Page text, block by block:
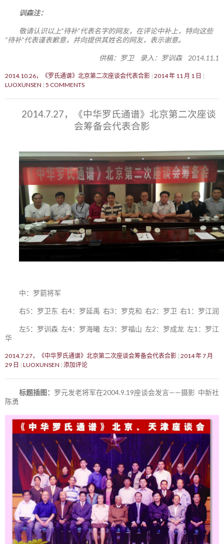
训森注：
敬请认识以上“待补”代表名字的网友，在评论中补上，特向这些
“待补”代表谨表歉意，并向提供其姓名的网友，表示谢意。
供稿：罗卫 录入：罗训森 2014.11.1
2014.10.26，《罗氏通谱》北京第二次座谈会代表合影 2014 年 11 月 1 日
LUOXUNSEN 5 COMMENTS
2014.7.27，《中华罗氏通谱》北京第二次座谈
会筹备会代表合影
中：罗箭将军
右5：罗卫东 右4：罗延禹 右3：罗克和 右2：罗卫 右1：罗江润
左5：罗训森 左4：罗海曦 左3：罗福山 左2：罗成龙 左1：罗江
华
2014.7.27，《中华罗氏通谱》北京第二次座谈会筹备会代表合影 2014 年 7 月
29 日
LUOXUNSEN 添加评论
标题插图： 罗元发老将军在2004.9.19座谈会发言——摄影 中新社
陈勇